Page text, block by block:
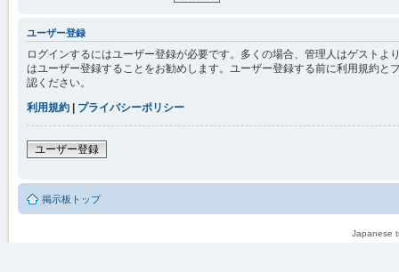
ユーザー登録
ログインするにはユーザー登録が必要です。多くの場合、管理人はゲスト
はユーザー登録することをお勧めします。ユーザー登録する前に利用規約
認ください。
利用規約 | プライバシーポリシー
ユーザー登録
掲示板トップ
Japanese